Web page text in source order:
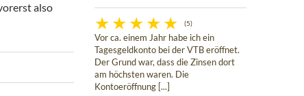
also
(5)
Vor ca. einem Jahr habe ich ein
Tagesgeldkonto bei der VTB eröffnet.
Der Grund war, dass die Zinsen dort
am höchsten waren. Die
Kontoeröffnung [...]